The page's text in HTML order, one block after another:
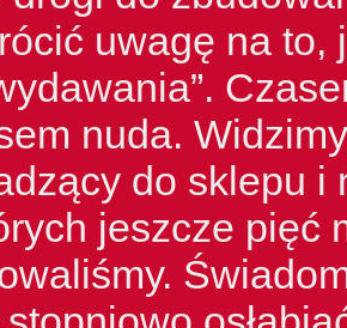
uwagę na to,
nuda.
do sklepu i
jeszcze pięć